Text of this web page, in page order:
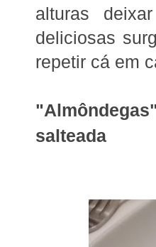
alturas
deliciosas
repetir cá em
salteada